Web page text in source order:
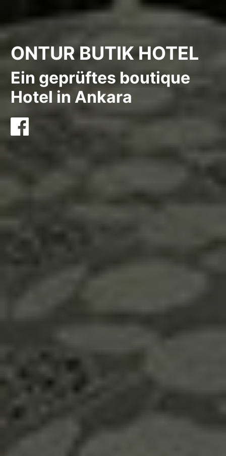
ONTUR BUTIK HOTEL
Ein geprüftes boutique
Hotel in Ankara